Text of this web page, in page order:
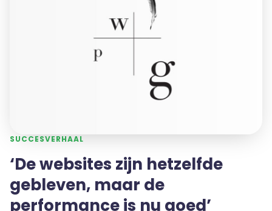
SUCCESVERHAAL
‘De websites zijn hetzelfde
gebleven, maar de
performance is nu goed’